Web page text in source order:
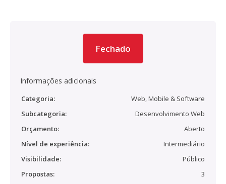
Fechado
Informações adicionais
Categoria:
Web, Mobile & Software
Subcategoria:
Desenvolvimento Web
Orçamento:
Aberto
Nível de experiência:
Intermediário
Visibilidade:
Público
Propostas:
3